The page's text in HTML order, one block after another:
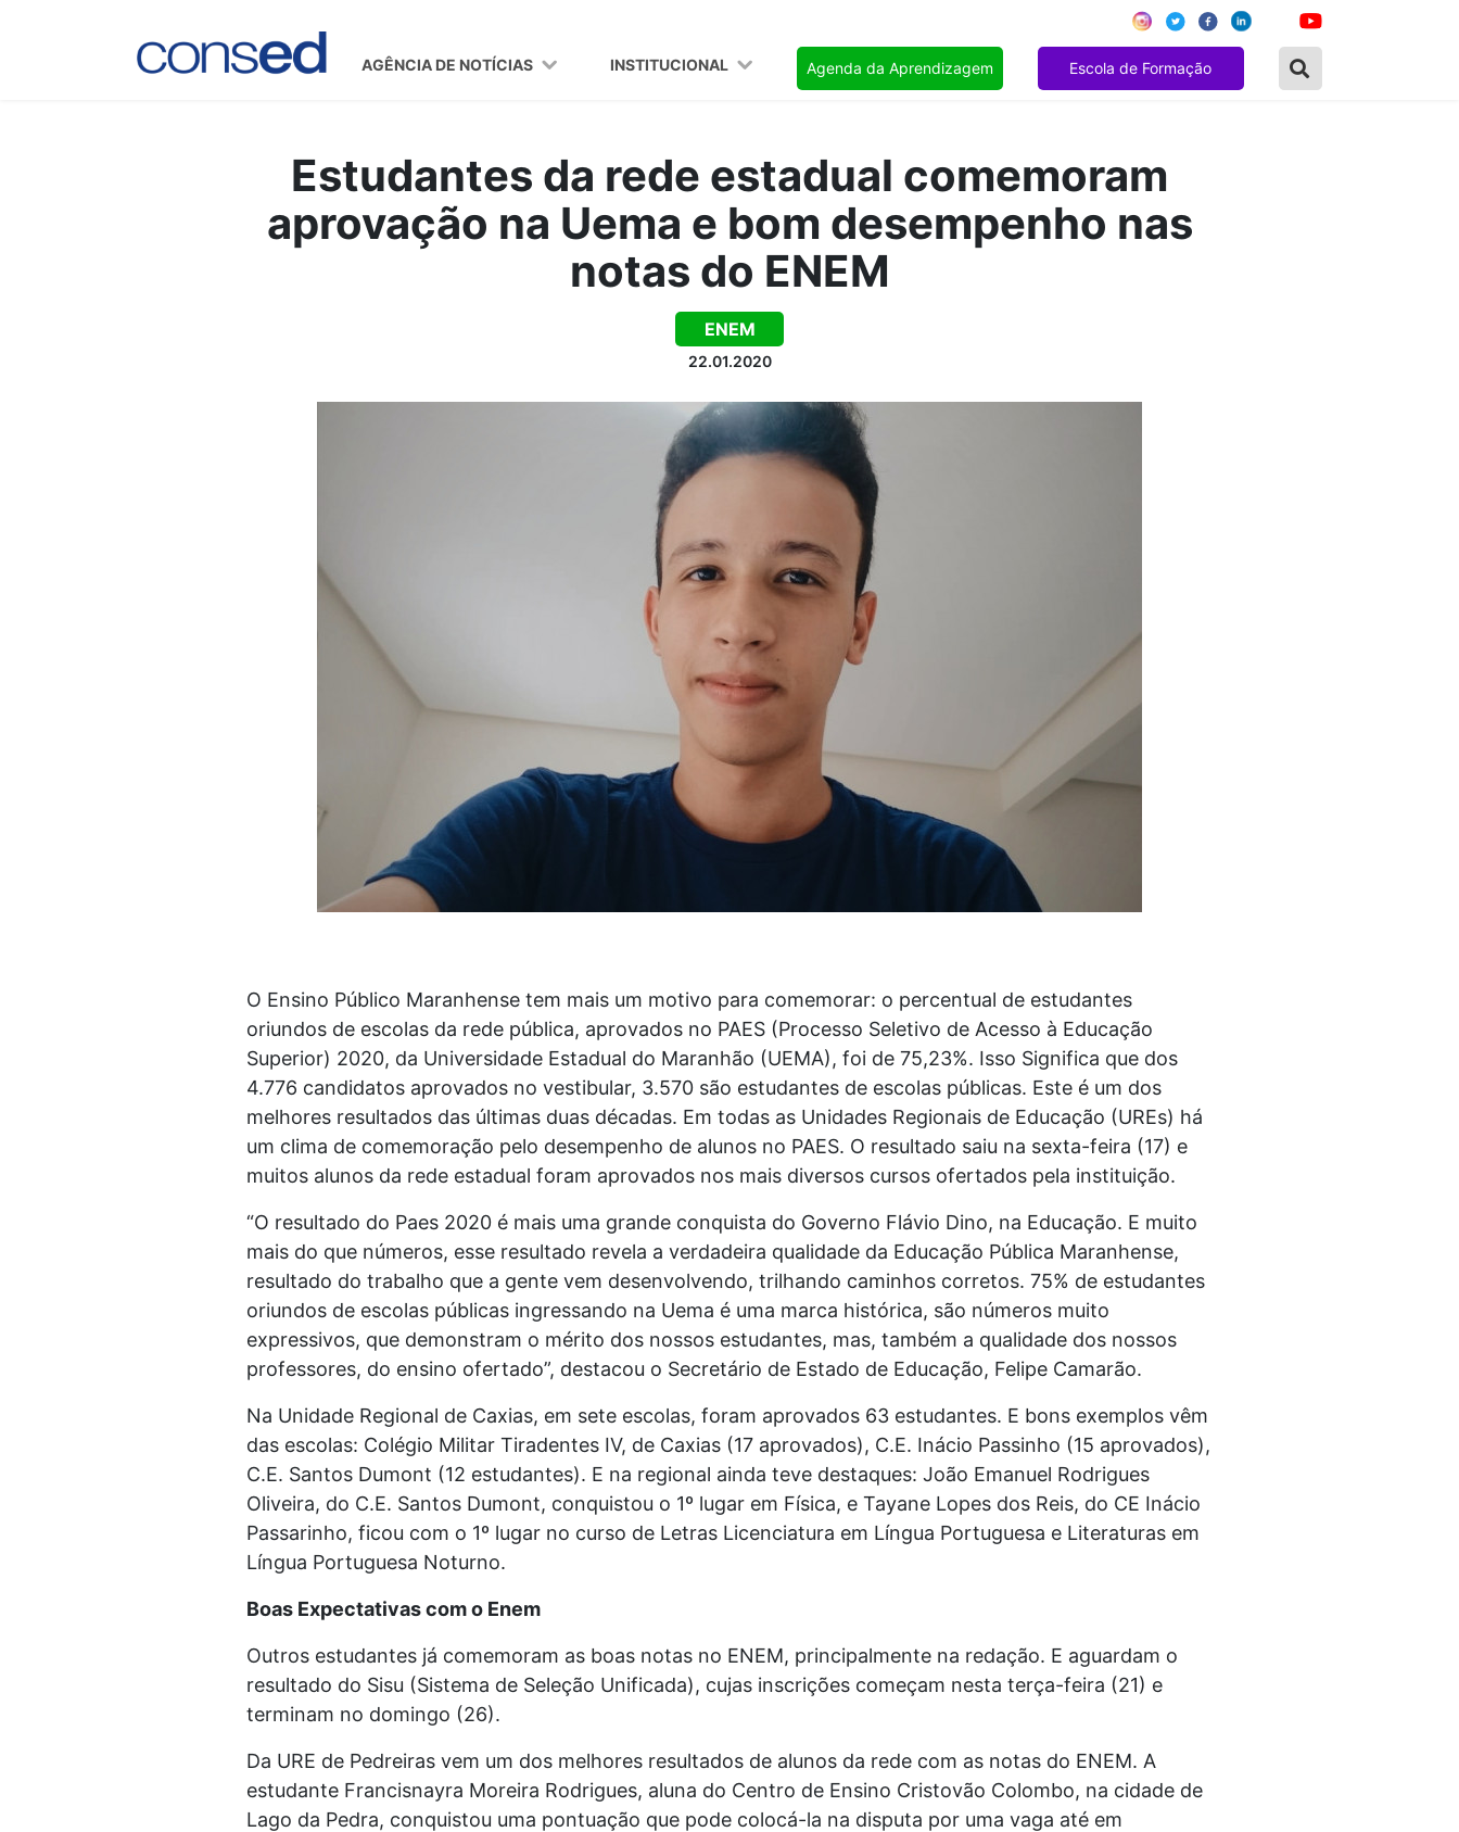
AGÊNCIA DE NOTÍCIAS INSTITUCIONAL Agenda da Aprendizagem Escola de Formação
Estudantes da rede estadual comemoram
aprovação na Uema e bom desempenho nas
notas do ENEM
ENEM
22.01.2020
O Ensino Público Maranhense tem mais um motivo para comemorar: o percentual de estudantes
oriundos de escolas da rede pública, aprovados no PAES (Processo Seletivo de Acesso à Educação
Superior) 2020, da Universidade Estadual do Maranhão (UEMA), foi de 75,23%. Isso Significa que dos
4.776 candidatos aprovados no vestibular, 3.570 são estudantes de escolas públicas. Este é um dos
melhores resultados das últimas duas décadas. Em todas as Unidades Regionais de Educação (UREs) há
um clima de comemoração pelo desempenho de alunos no PAES. O resultado saiu na sexta-feira (17) e
muitos alunos da rede estadual foram aprovados nos mais diversos cursos ofertados pela instituição.
“O resultado do Paes 2020 é mais uma grande conquista do Governo Flávio Dino, na Educação. E muito
mais do que números, esse resultado revela a verdadeira qualidade da Educação Pública Maranhense,
resultado do trabalho que a gente vem desenvolvendo, trilhando caminhos corretos. 75% de estudantes
oriundos de escolas públicas ingressando na Uema é uma marca histórica, são números muito
expressivos, que demonstram o mérito dos nossos estudantes, mas, também a qualidade dos nossos
professores, do ensino ofertado”, destacou o Secretário de Estado de Educação, Felipe Camarão.
Na Unidade Regional de Caxias, em sete escolas, foram aprovados 63 estudantes. E bons exemplos vêm
das escolas: Colégio Militar Tiradentes IV, de Caxias (17 aprovados), C.E. Inácio Passinho (15 aprovados),
C.E. Santos Dumont (12 estudantes). E na regional ainda teve destaques: João Emanuel Rodrigues
Oliveira, do C.E. Santos Dumont, conquistou o 1º lugar em Física, e Tayane Lopes dos Reis, do CE Inácio
Passarinho, ficou com o 1º lugar no curso de Letras Licenciatura em Língua Portuguesa e Literaturas em
Língua Portuguesa Noturno.
Boas Expectativas com o Enem
Outros estudantes já comemoram as boas notas no ENEM, principalmente na redação. E aguardam o
resultado do Sisu (Sistema de Seleção Unificada), cujas inscrições começam nesta terça-feira (21) e
terminam no domingo (26).
Da URE de Pedreiras vem um dos melhores resultados de alunos da rede com as notas do ENEM. A
estudante Francisnayra Moreira Rodrigues, aluna do Centro de Ensino Cristovão Colombo, na cidade de
Lago da Pedra, conquistou uma pontuação que pode colocá-la na disputa por uma vaga até em